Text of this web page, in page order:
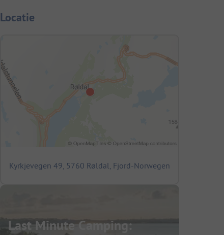
Locatie
Kyrkjevegen 49, 5760 Røldal, Fjord-Norwegen
Last Minute Camping: